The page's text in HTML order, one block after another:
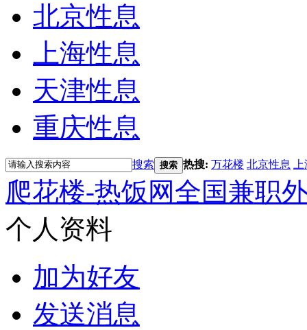
北京性息
上海性息
天津性息
重庆性息
搜索 搜索 热搜: 万花楼 北京性息
爬花楼-热饭网全国兼职
个人资料
加为好友
发送消息